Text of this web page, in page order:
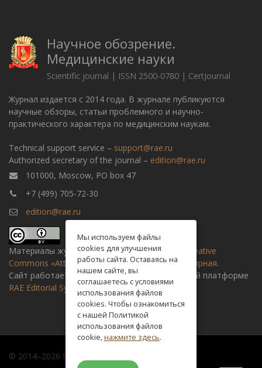
Научное обозрение.
Медицинские науки
Scientific journal | ISSN 2500-0780 | CertJournal
Журнал издается с 2014 года. В журнале публикуются
научные обзоры, статьи проблемного и научно-
практического характера по медицинским наукам.
Technical support service – support@rae.ru
Authorized secretary of the journal – edition@rae.ru
101000, Moscow, PO box 47
+7 (499) 705-72-30
edition@rae.ru
Материалы журнала доступны полицензии Creative
Commons «Attribution» («Атрибуция») 4.0 Всемирная.
Сайт работает на универсальной издательской платформе
RAE Editorial System
© 2014–2026 Russian academy of natural history
Мы используем файлы
cookies для улучшения
работы сайта. Оставаясь на
нашем сайте, вы
соглашаетесь с условиями
использования файлов
cookies. Чтобы ознакомиться
с нашей Политикой
использования файлов
cookie,нажмите здесь.